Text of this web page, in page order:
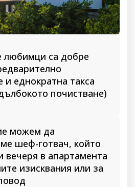
са добре
и еднократна такса
почистване)
можем да
шеф-готвач, който
вечеря в апартамента
изисквания или за